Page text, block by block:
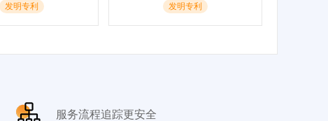
发明专利 发明专利
服务流程追踪更安全